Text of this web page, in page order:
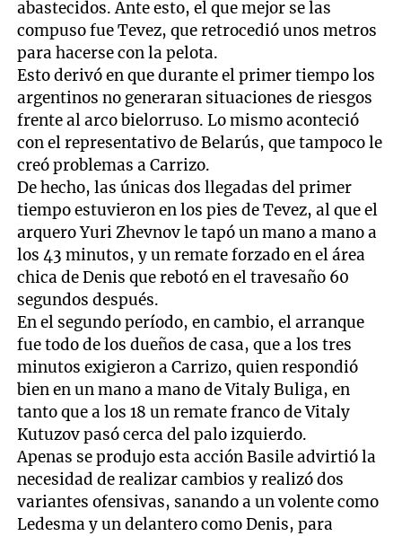
abastecidos. Ante esto, el que mejor se las
compuso fue Tevez, que retrocedió unos metros
para hacerse con la pelota.
Esto derivó en que durante el primer tiempo los
argentinos no generaran situaciones de riesgos
frente al arco bielorruso. Lo mismo aconteció
con el representativo de Belarús, que tampoco le
creó problemas a Carrizo.
De hecho, las únicas dos llegadas del primer
tiempo estuvieron en los pies de Tevez, al que el
arquero Yuri Zhevnov le tapó un mano a mano a
los 43 minutos, y un remate forzado en el área
chica de Denis que rebotó en el travesaño 60
segundos después.
En el segundo período, en cambio, el arranque
fue todo de los dueños de casa, que a los tres
minutos exigieron a Carrizo, quien respondió
bien en un mano a mano de Vitaly Buliga, en
tanto que a los 18 un remate franco de Vitaly
Kutuzov pasó cerca del palo izquierdo.
Apenas se produjo esta acción Basile advirtió la
necesidad de realizar cambios y realizó dos
variantes ofensivas, sanando a un volente como
Ledesma y un delantero como Denis, para